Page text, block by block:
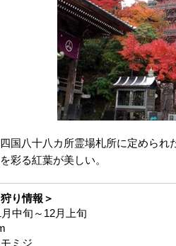
国八十八カ所霊場札所に定めら
彩る紅葉が美しい。
り情報＞
月中旬～12月上旬
モミジ